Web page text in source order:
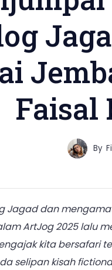
Faisal
By
Jagad dan
ArtJog 2025 lalu
kita bersafari
selipan kisah